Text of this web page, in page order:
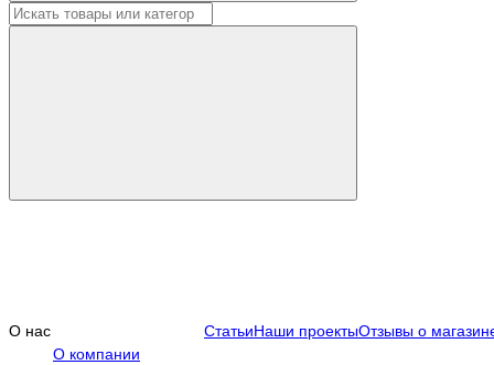
О нас
О компании
СтатьиНаши проектыОтзывы о